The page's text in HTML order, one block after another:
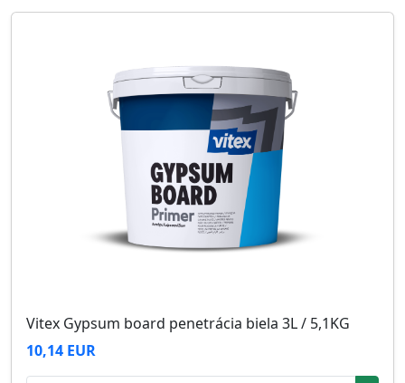
Vitex Gypsum board penetrácia biela 3L / 5,1KG
10,14 EUR